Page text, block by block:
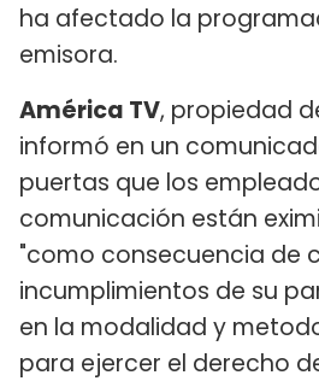
ha afectado la
emisora.
América TV, propiedad
informó en un
puertas que los
comunicación están
"como consecuencia de
incumplimientos de su
en la modalidad y
para ejercer el derecho